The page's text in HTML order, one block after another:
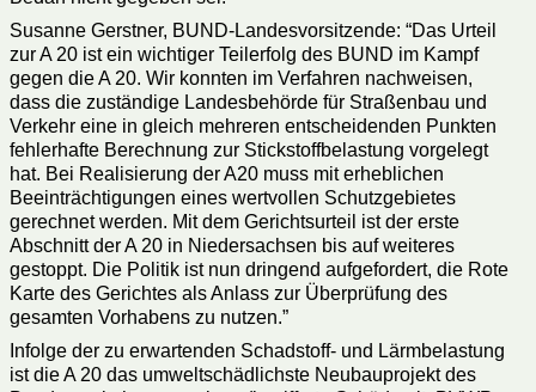
Susanne Gerstner, BUND-Landesvorsitzende: “Das Urteil
zur A 20 ist ein wichtiger Teilerfolg des BUND im Kampf
gegen die A 20. Wir konnten im Verfahren nachweisen,
dass die zuständige Landesbehörde für Straßenbau und
Verkehr eine in gleich mehreren entscheidenden Punkten
fehlerhafte Berechnung zur Stickstoffbelastung vorgelegt
hat. Bei Realisierung der A20 muss mit erheblichen
Beeinträchtigungen eines wertvollen Schutzgebietes
gerechnet werden. Mit dem Gerichtsurteil ist der erste
Abschnitt der A 20 in Niedersachsen bis auf weiteres
gestoppt. Die Politik ist nun dringend aufgefordert, die Rote
Karte des Gerichtes als Anlass zur Überprüfung des
gesamten Vorhabens zu nutzen.”
Infolge der zu erwartenden Schadstoff- und Lärmbelastung
ist die A 20 das umweltschädlichste Neubauprojekt des